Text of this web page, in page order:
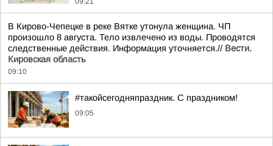
В Кирово-Чепецке в реке Вятке утонула женщина. ЧП
произошло 8 августа. Тело извлечено из воды. Проводятся
следственные действия. Информация уточняется.// Вести.
Кировская область
09:10
#такойсегодняпраздник. С праздником!
09:05